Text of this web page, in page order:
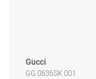
Gucci
GG 0636SK 001